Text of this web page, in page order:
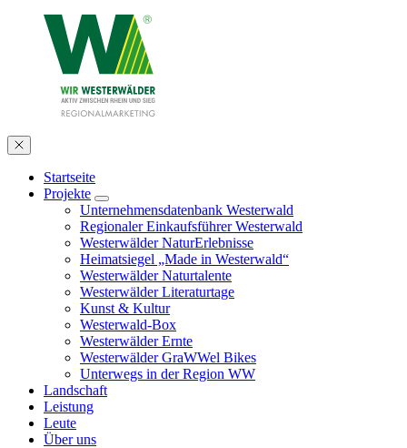
Startseite
Projekte
Unternehmensdatenbank Westerwald
Regionaler Einkaufsführer Westerwald
Westerwälder NaturErlebnisse
Heimatsiegel „Made in Westerwald“
Westerwälder Naturtalente
Westerwälder Literaturtage
Kunst & Kultur
Westerwald-Box
Westerwälder Ernte
Westerwälder GraWWel Bikes
Unterwegs in der Region WW
Landschaft
Leistung
Leute
Über uns